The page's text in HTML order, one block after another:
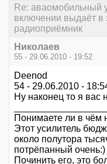
Re: аваомобильный
включении выдаёт
радиоприёмник
Николаев
55 - 29.06.2010 - 19:52
Deenod
54 - 29.06.2010 -
Ну наконец то я вас
Понимаете ли в чём
Этот усилитель
около полутора
потрёпанный очень:)
Починить его, это